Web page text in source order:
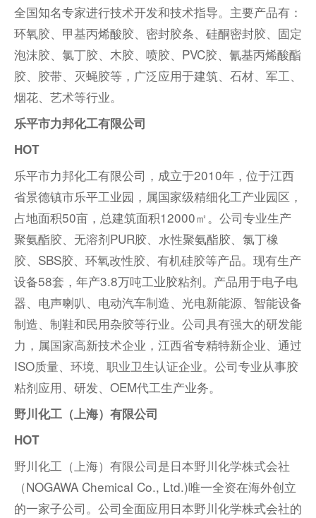
全国知名专家进行技术开发和技术指导。主要产品有：
环氧胶、甲基丙烯酸胶、密封胶条、硅酮密封胶、固定
泡沫胶、氯丁胶、木胶、喷胶、PVC胶、氰基丙烯酸酯
胶、胶带、灭蝇胶等，广泛应用于建筑、石材、军工、
烟花、艺术等行业。
乐平市力邦化工有限公司
HOT
乐平市力邦化工有限公司，成立于2010年，位于江西
省景德镇市乐平工业园，属国家级精细化工产业园区，
占地面积50亩，总建筑面积12000㎡。公司专业生产
聚氨酯胶、无溶剂PUR胶、水性聚氨酯胶、氯丁橡
胶、SBS胶、环氧改性胶、有机硅胶等产品。现有生产
设备58套，年产3.8万吨工业胶粘剂。产品用于电子电
器、电声喇叭、电动汽车制造、光电新能源、智能设备
制造、制鞋和民用杂胶等行业。公司具有强大的研发能
力，属国家高新技术企业，江西省专精特新企业、通过
ISO质量、环境、职业卫生认证企业。公司专业从事胶
粘剂应用、研发、OEM代工生产业务。
野川化工（上海）有限公司
HOT
野川化工（上海）有限公司是日本野川化学株式会社
（NOGAWA Chemical Co., Ltd.)唯一全资在海外创立
的一家子公司。公司全面应用日本野川化学株式会社的